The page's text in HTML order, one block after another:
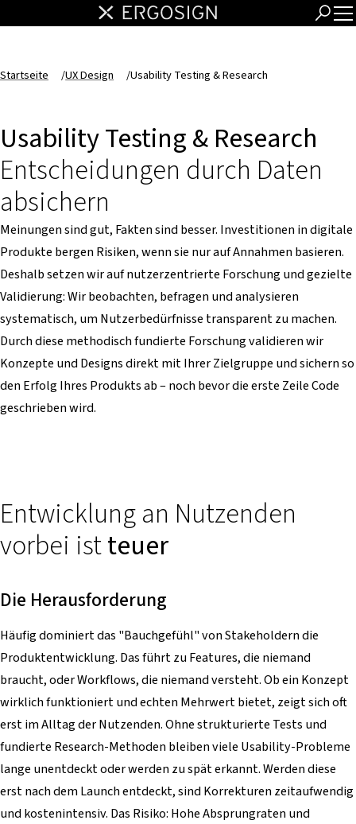
Startseite /UX Design /Usability Testing & Research
Usability Testing & Research
Entscheidungen durch Daten
absichern
Meinungen sind gut, Fakten sind besser. Investitionen in digitale
Produkte bergen Risiken, wenn sie nur auf Annahmen basieren.
Deshalb setzen wir auf nutzerzentrierte Forschung und gezielte
Validierung: Wir beobachten, befragen und analysieren
systematisch, um Nutzerbedürfnisse transparent zu machen.
Durch diese methodisch fundierte Forschung validieren wir
Konzepte und Designs direkt mit Ihrer Zielgruppe und sichern so
den Erfolg Ihres Produkts ab – noch bevor die erste Zeile Code
geschrieben wird.
Entwicklung an Nutzenden
vorbei istteuer
Die Herausforderung
Häufig dominiert das "Bauchgefühl" von Stakeholdern die
Produktentwicklung. Das führt zu Features, die niemand
braucht, oder Workflows, die niemand versteht. Ob ein Konzept
wirklich funktioniert und echten Mehrwert bietet, zeigt sich oft
erst im Alltag der Nutzenden. Ohne strukturierte Tests und
fundierte Research-Methoden bleiben viele Usability-Probleme
lange unentdeckt oder werden zu spät erkannt. Werden diese
erst nach dem Launch entdeckt, sind Korrekturen zeitaufwendig
und kostenintensiv. Das Risiko: Hohe Absprungraten und